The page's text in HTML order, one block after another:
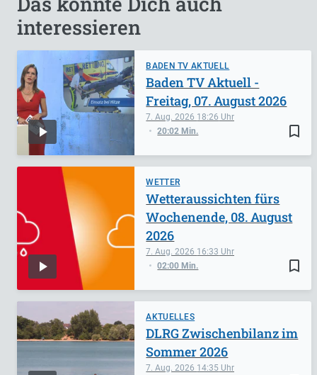
interessieren
BADEN TV AKTUELL
bookmark_border
7. Aug. 2026 18:26
20:02 Min.
Baden TV Aktuell -
Freitag, 07. August 2026
WETTER
bookmark_border
7. Aug. 2026 16:33
02:00 Min.
Wetteraussichten fürs
Wochenende, 08. August
2026
AKTUELLES
7. Aug. 2026 14:35
DLRG Zwischenbilanz im
Sommer 2026